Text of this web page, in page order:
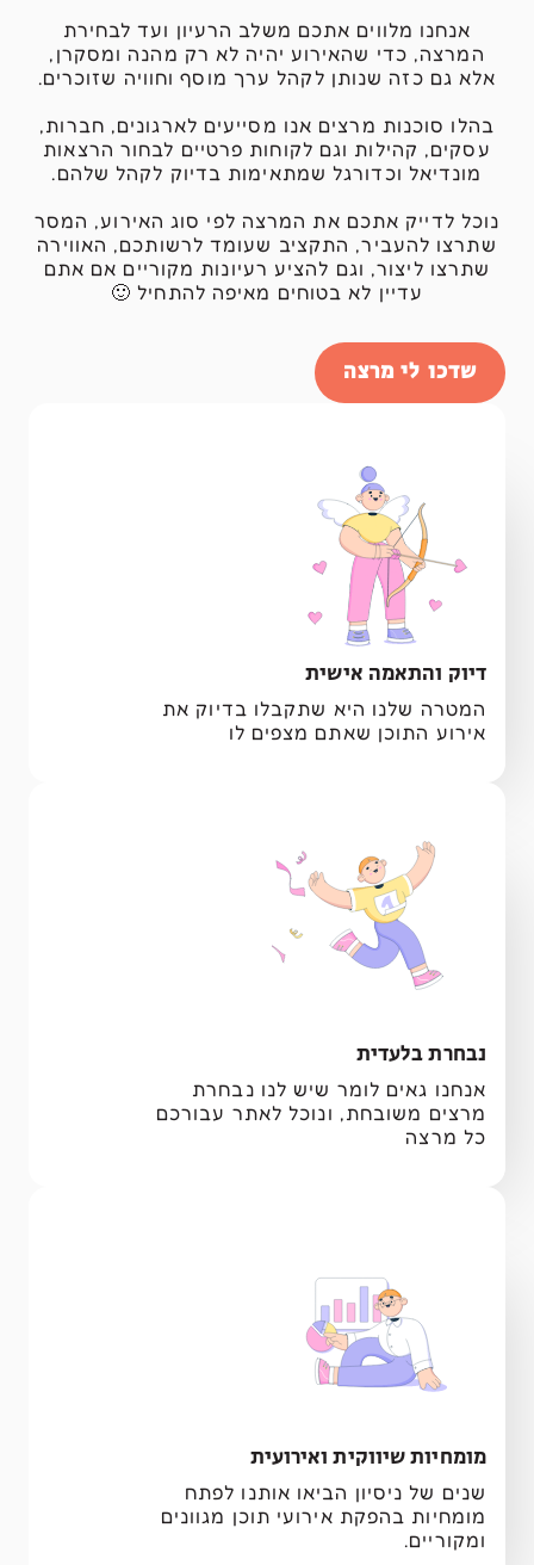
אנחנו מלווים אתכם משלב הרעיון ועד לבחירת
המרצה, כדי שהאירוע יהיה לא רק מהנה ומסקרן,
אלא גם כזה שנותן לקהל ערך מוסף וחוויה שזוכרים.
בהלו סוכנות מרצים אנו מסייעים לארגונים, חברות,
עסקים, קהילות וגם לקוחות פרטיים לבחור הרצאות
מונדיאל וכדורגל שמתאימות בדיוק לקהל שלהם.
נוכל לדייק אתכם את המרצה לפי סוג האירוע, המסר
שתרצו להעביר, התקציב שעומד לרשותכם, האווירה
שתרצו ליצור, וגם להציע רעיונות מקוריים אם אתם
עדיין לא בטוחים מאיפה להתחיל 🙂
שדכו לי מרצה
דיוק והתאמה אישית
המטרה שלנו היא שתקבלו בדיוק את
אירוע התוכן שאתם מצפים לו
נבחרת בלעדית
אנחנו גאים לומר שיש לנו נבחרת
מרצים משובחת, ונוכל לאתר עבורכם
כל מרצה
מומחיות שיווקית ואירועית
שנים של ניסיון הביאו אותנו לפתח
מומחיות בהפקת אירועי תוכן מגוונים
ומקוריים.